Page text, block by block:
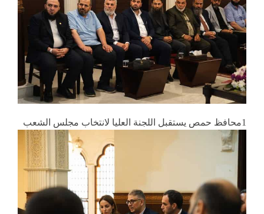
1محافظ حمص يستقبل اللجنة العليا لانتخاب مجلس الشعب